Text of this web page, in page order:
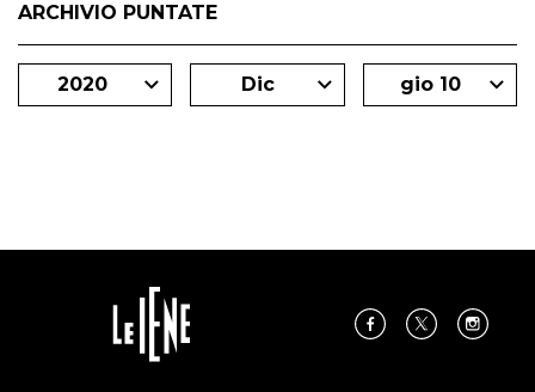
ARCHIVIO PUNTATE
2020 Dic gio 10